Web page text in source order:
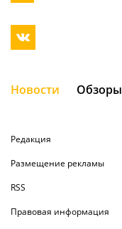
Новости Обзоры
Редакция
Размещение рекламы
RSS
Правовая информация